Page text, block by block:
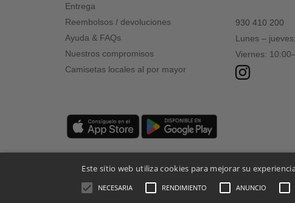
Entrega
Reembolsos / devoluciones
Ayuda & FAQs
Nuestros compromisos
Camisetas locales al por mayor
930 410 200
Lunes –
Viernes:
Menciones Legales Política de Privacidad- Condiciones Generales De
Este sitio web utiliza cookies para mejorar su
NECESARIA RENDIMIENTO ANUNCIO